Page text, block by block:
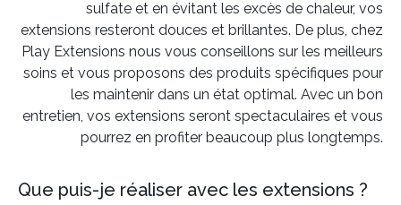
sulfate et en évitant les excès de chaleur, vos
extensions resteront douces et brillantes. De plus, chez
Play Extensions nous vous conseillons sur les meilleurs
soins et vous proposons des produits spécifiques pour
les maintenir dans un état optimal. Avec un bon
entretien, vos extensions seront spectaculaires et vous
pourrez en profiter beaucoup plus longtemps.
Que puis-je réaliser avec les extensions ?